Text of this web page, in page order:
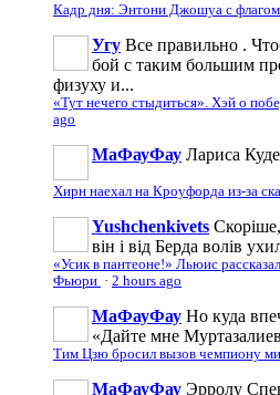
Кадр дня: Энтони Джошуа с
Угу Все правильно .
бой с таким большим
физуху и...
«Тут нечего стыдиться». Хэй о
ago
МаФауФау Лариса
Хирн наехал на Кроуфорда из-за
Yushchenkivets
він і від Берда волів
«Усик в пантеоне!» Льюис
Фьюри · 2 hours ago
МаФауФау Но куда
«Дайте мне
Тим Цзю бросил вызов чемпиону
МаФауФау Эрролу